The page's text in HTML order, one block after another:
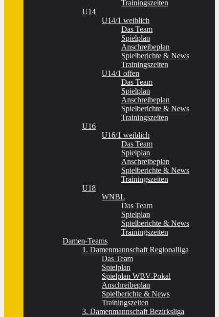
Trainingszeiten
U14
U14/1 weiblich
Das Team
Spielplan
Anschreibeplan
Spielberichte & News
Trainingszeiten
U14/1 offen
Das Team
Spielplan
Anschreibeplan
Spielberichte & News
Trainingszeiten
U16
U16/1 weiblich
Das Team
Spielplan
Anschreibeplan
Spielberichte & News
Trainingszeiten
U18
WNBL
Das Team
Spielplan
Spielberichte & News
Trainingszeiten
Damen-Teams
1. Damenmannschaft Regionalliga
Das Team
Spielplan
Spielplan WBV-Pokal
Anschreibeplan
Spielberichte & News
Trainingszeiten
3. Damenmannschaft Bezirksliga